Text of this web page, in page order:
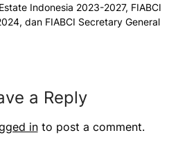
Indonesia 2023-2027, FIABCI
dan FIABCI Secretary General
a Reply
into post a comment.